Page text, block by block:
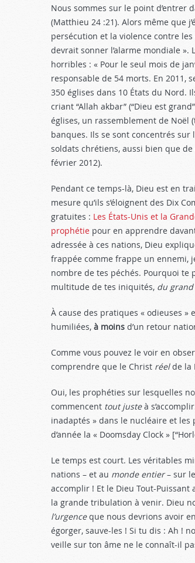
Nous sommes sur le point d’en­trer
(Matthieu 24 :21). Alors même que
persécution et la violence contre les
devrait sonner l’alarme mondiale ».
horribles : « Pour le seul mois de
responsable de 54 morts. En 2011,
350 églises dans 10 États du Nord.
criant “Allah akbar” (“Dieu est
églises, un ras­semblement de Noël
banques. Ils se sont concentrés sur
soldats chrétiens, aussi bien que
février 2012).
Pendant ce temps-là, Dieu est en
mesure qu’ils s’éloignent des Dix
gratuites : Les États-Unis et la
prophétie pour en apprendre
adressée à ces nations, Dieu
frappée comme frappe un ennemi,
nombre de tes péchés. Pourquoi te
multi­tude de tes iniquités, du
À cause des pratiques « odieuses
hu­miliées, à moins d’un retour
Comme vous pouvez le voir en
comprendre que le Christ réelde la
Oui, les prophéties sur lesquelles
commencent tout justeà
inadaptés » dans le nucléaire et
d’année la « Doomsday Clock »
Le temps est court. Les véritables
nations – et au monde entier– sur
accomplir ! Et le Dieu Tout-Puissant
la grande tri­bulation à venir. Dieu
l’urgenceque nous devrions avoir
égorger, sauve-les ! Si tu dis : Ah !
veille sur ton âme ne le connaît-il